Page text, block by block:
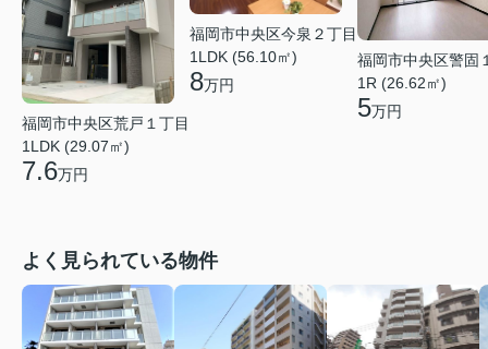
福岡市中央区荒戸１丁目
1LDK (29.07㎡)
7.6万円
福岡市中央区今泉２丁目
1LDK (56.10㎡)
8万円
福岡市中央区警固
1R (26.62㎡)
5万円
よく見られている物件